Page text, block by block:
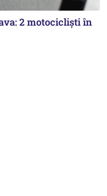
2 motocicliști în